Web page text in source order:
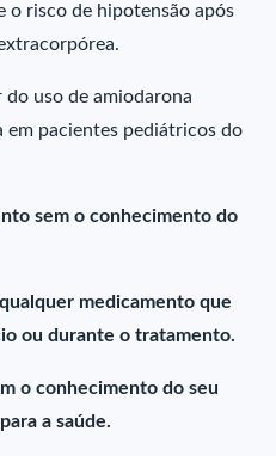
o risco de hipotensão após
do uso de amiodarona
pacientes pediátricos do
sem o conhecimento do
medicamento que
ou durante o tratamento.
o conhecimento do seu
a saúde.